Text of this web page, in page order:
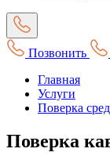
Позвонить
Главная
Услуги
Поверка
Поверка